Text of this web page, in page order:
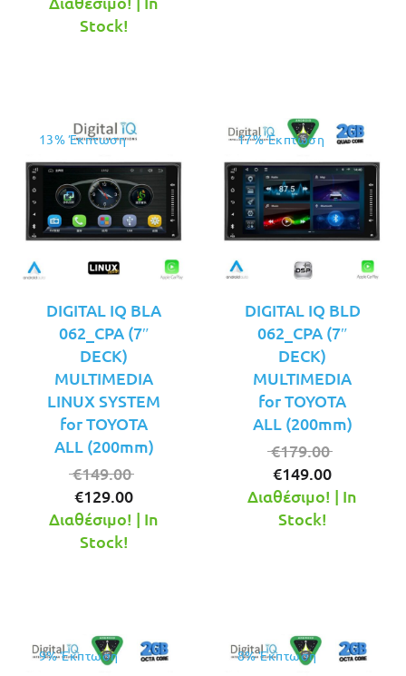
was:
Stock!
13% Έκπτωση
DIGITAL IQ BLA
062_CPA (7″
DECK)
MULTIMEDIA
LINUX SYSTEM
for TOYOTA
ALL (200mm)
€149.00
was:
€129.00
τρέχουσα
Διαθέσιμο! | In
Stock!
17% Έκπτωση
DIGITAL IQ BLD
062_CPA (7″
DECK)
MULTIMEDIA
for TOYOTA
ALL (200mm)
€179.00
was:
€149.00
τρέχουσα
Διαθέσιμο! | In
Stock!
9% Έκπτωση 8% Έκπτωση